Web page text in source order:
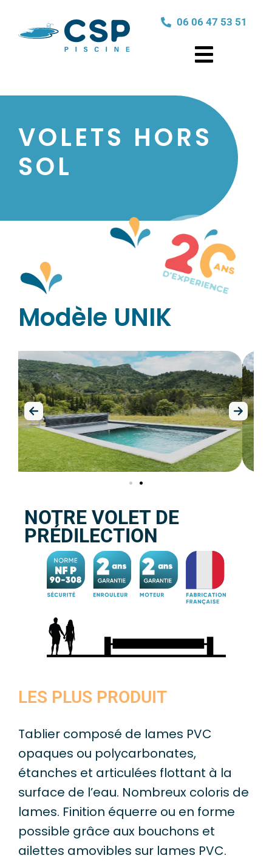
06 06 47 53 51
VOLETS HORS
SOL
Modèle UNIK
NOTRE VOLET DE
PRÉDILECTION
LES PLUS PRODUIT
Tablier composé de lames PVC
opaques ou polycarbonates,
étanches et articulées flottant à la
surface de l’eau. Nombreux coloris de
lames. Finition équerre ou en forme
possible grâce aux bouchons et
ailettes amovibles sur lames PVC.